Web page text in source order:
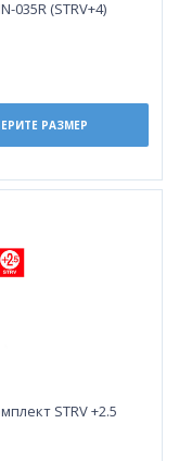
035R (STRV+4)
РАЗМЕР
STRV +2.5